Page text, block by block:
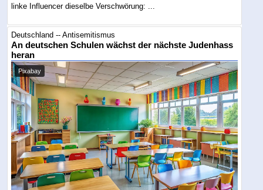
linke Influencer dieselbe Verschwörung: ...
Deutschland -- Antisemitismus
An deutschen Schulen wächst der nächste Judenhass
heran
Pixabay